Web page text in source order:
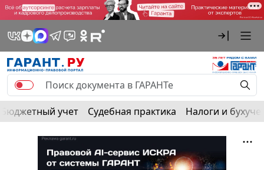
Бюджетный учет Судебная практика Налоги и